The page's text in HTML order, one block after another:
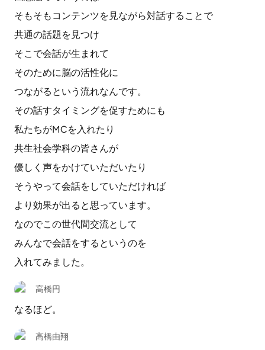
そもそもコンテンツを見ながら対話することで
共通の話題を見つけ
そこで会話が生まれて
そのために脳の活性化に
つながるという流れなんです。
その話すタイミングを促すためにも
私たちがMCを入れたり
共生社会学科の皆さんが
優しく声をかけていただいたり
そうやって会話をしていただければ
より効果が出ると思っています。
なのでこの世代間交流として
みんなで会話をするというのを
入れてみました。
高橋円
なるほど。
高橋由翔